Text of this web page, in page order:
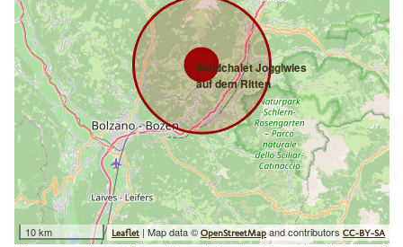
Waldchalet Jogglwies
auf dem Ritten
10 km Leaflet | Map data © OpenStreetMap and contributorsCC-BY-SA